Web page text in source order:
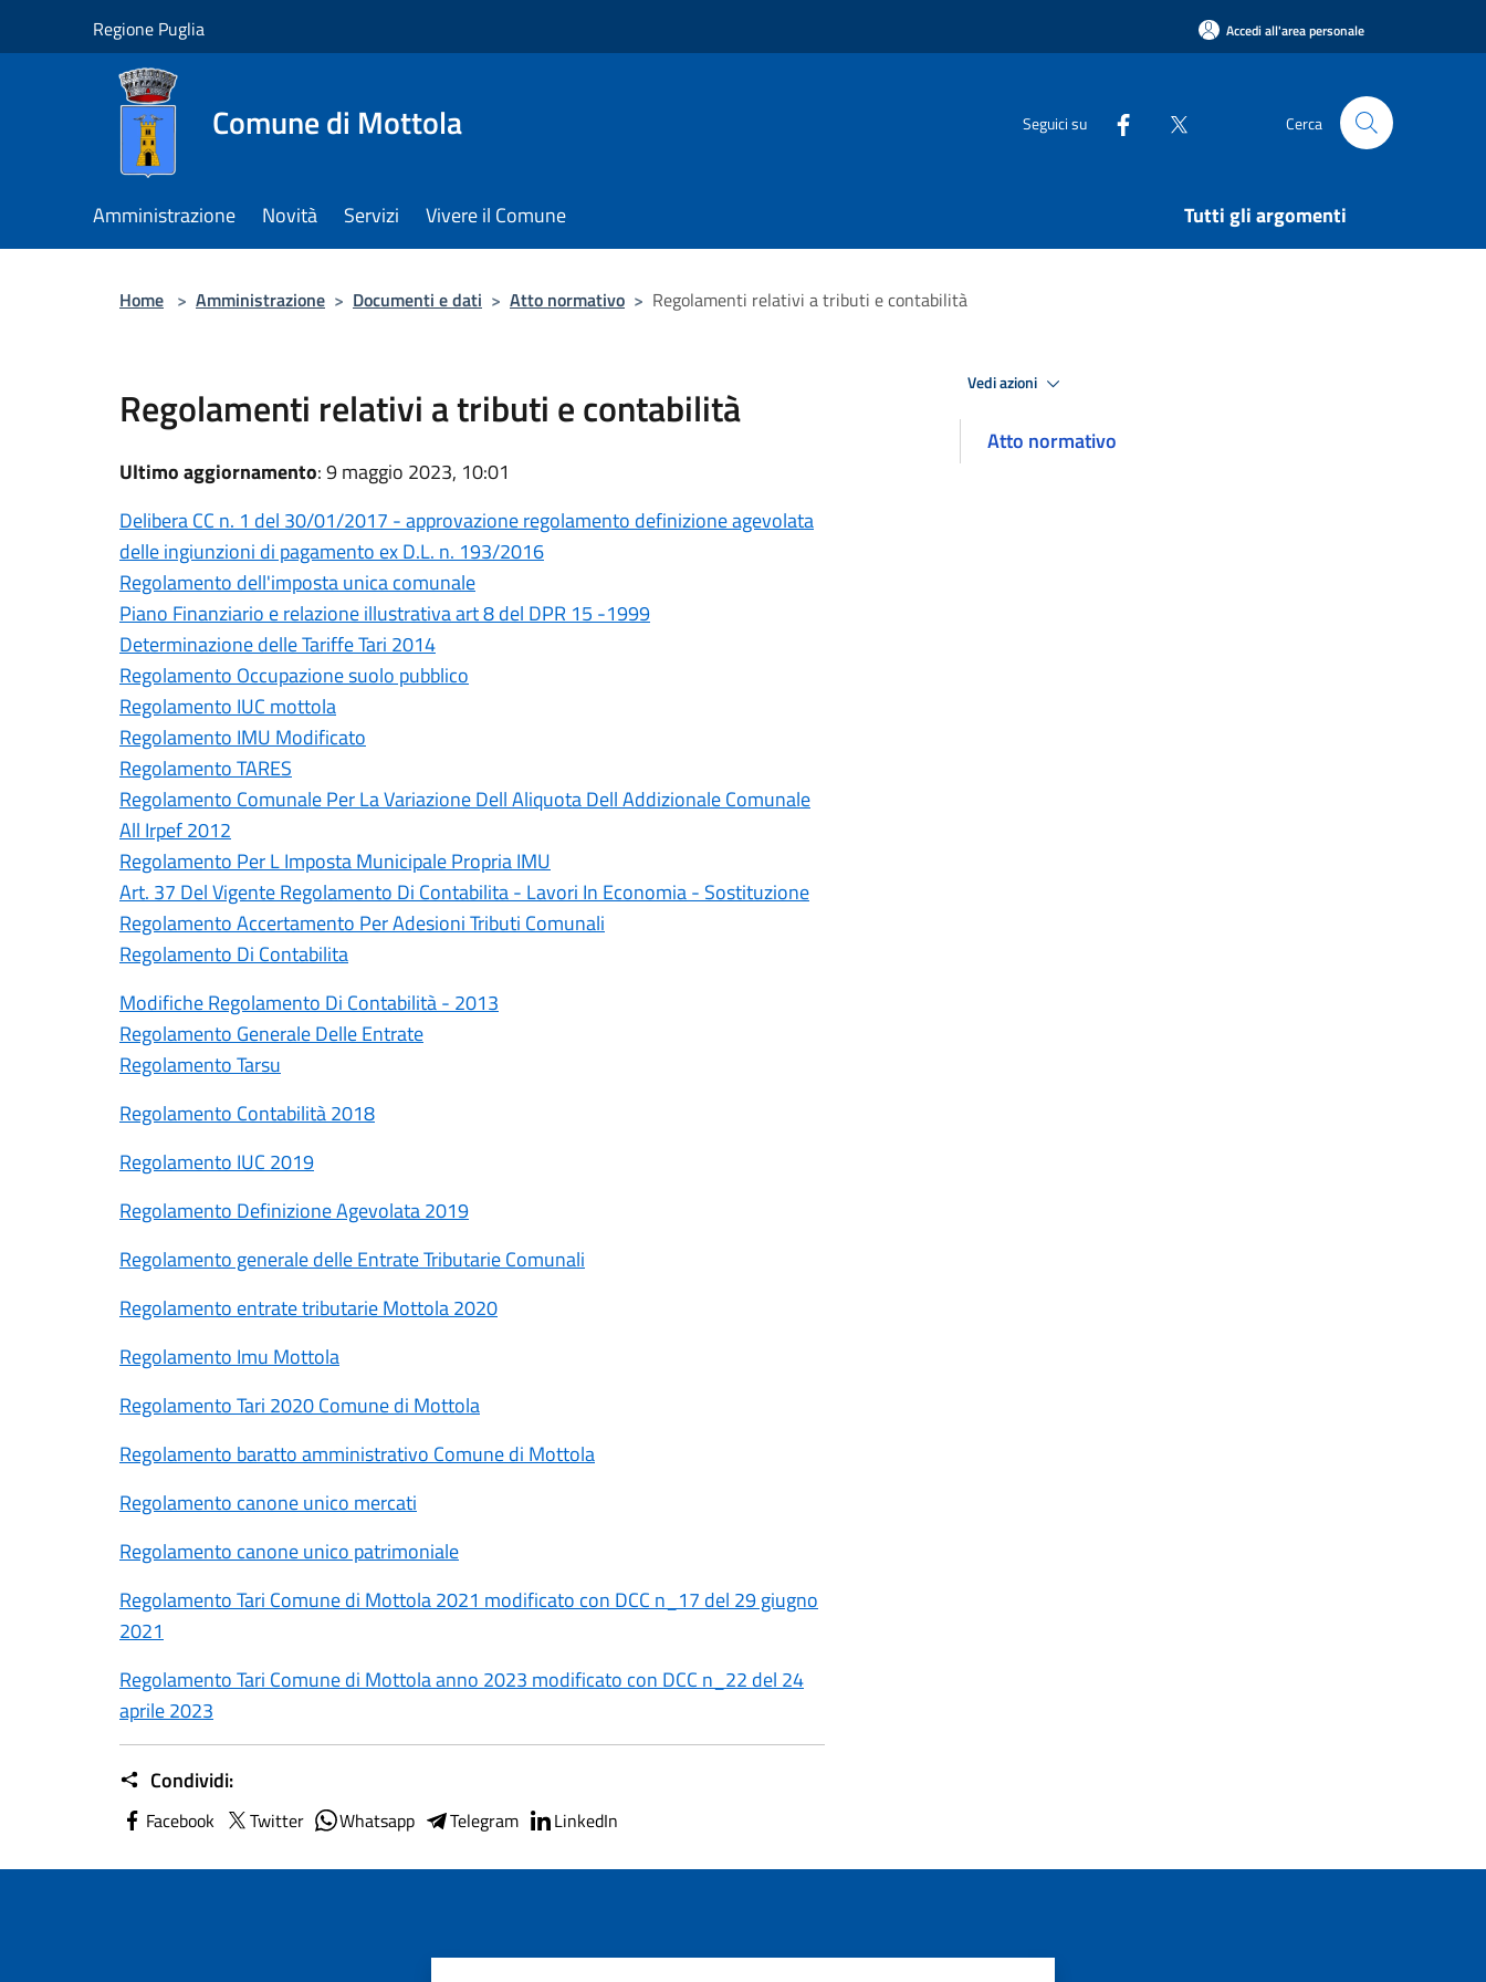
Regione Puglia Accedi all'area personale
Comune di Mottola Seguici su Cerca
Amministrazione Novità Servizi Vivere il Comune Tutti gli argomenti
Home > Amministrazione > Documenti e dati > Atto normativo > Regolamenti relativi a tributi e contabilità
Regolamenti relativi a tributi e contabilità
Ultimo aggiornamento: 9 maggio 2023, 10:01
Delibera CC n. 1 del 30/01/2017 - approvazione regolamento definizione agevolata
delle ingiunzioni di pagamento ex D.L. n. 193/2016
Regolamento dell'imposta unica comunale
Piano Finanziario e relazione illustrativa art 8 del DPR 15 -1999
Determinazione delle Tariffe Tari 2014
Regolamento Occupazione suolo pubblico
Regolamento IUC mottola
Regolamento IMU Modificato
Regolamento TARES
Regolamento Comunale Per La Variazione Dell Aliquota Dell Addizionale Comunale
All Irpef 2012
Regolamento Per L Imposta Municipale Propria IMU
Art. 37 Del Vigente Regolamento Di Contabilita - Lavori In Economia - Sostituzione
Regolamento Accertamento Per Adesioni Tributi Comunali
Regolamento Di Contabilita
Modifiche Regolamento Di Contabilità - 2013
Regolamento Generale Delle Entrate
Regolamento Tarsu
Regolamento Contabilità 2018
Regolamento IUC 2019
Regolamento Definizione Agevolata 2019
Regolamento generale delle Entrate Tributarie Comunali
Regolamento entrate tributarie Mottola 2020
Regolamento Imu Mottola
Regolamento Tari 2020 Comune di Mottola
Regolamento baratto amministrativo Comune di Mottola
Regolamento canone unico mercati
Regolamento canone unico patrimoniale
Regolamento Tari Comune di Mottola 2021 modificato con DCC n_17 del 29 giugno
2021
Regolamento Tari Comune di Mottola anno 2023 modificato con DCC n_22 del 24
aprile 2023
Condividi:
Facebook Twitter Whatsapp Telegram LinkedIn
Vedi azioni
Atto normativo